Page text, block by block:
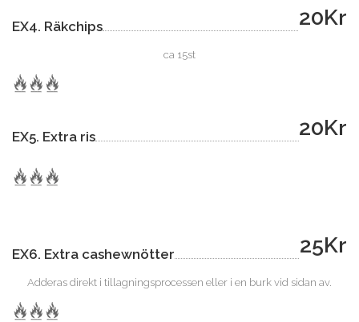
EX4. Räkchips 20Kr
ca 15st
EX5. Extra ris 20Kr
EX6. Extra cashewnötter 25Kr
Adderas direkt i tillagningsprocessen eller i en burk vid sidan av.